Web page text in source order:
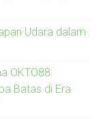
Udara dalam
OKTO88:
Batas di Era